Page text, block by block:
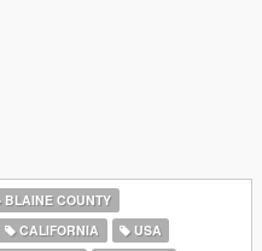
BLAINE COUNTY
CALIFORNIA
USA